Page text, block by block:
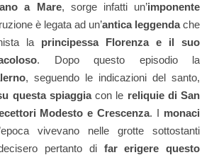
a Mare, sorge infatti un’imponente
è legata ad un’antica leggendache
la principessa Florenza e il suo
. Dopo questo episodio la
, seguendo le indicazioni del santo,
questa spiaggiacon le reliquie di San
Modesto e Crescenza. I monaci
vivevano nelle grotte sottostanti
pertanto di far erigere questo